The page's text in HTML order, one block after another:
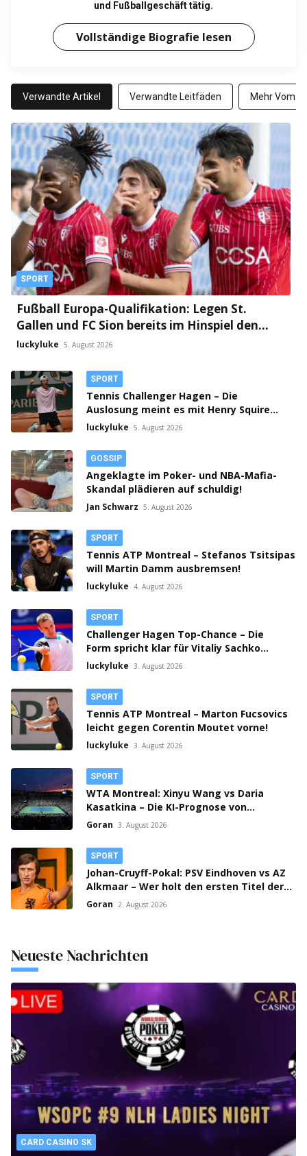
und Fußballgeschäft tätig.
Vollständige Biografie lesen
Verwandte Artikel Verwandte Leitfäden Mehr Vom
SPORT
Fußball Europa-Qualifikation: Legen St.
Gallen und FC Sion bereits im Hinspiel den
Grundstein fürs Weiterkommen?
luckyluke 5. August 2026
SPORT
Tennis Challenger Hagen – Die
Auslosung meint es mit Henry Squire
gut!
luckyluke 5. August 2026
GOSSIP
Angeklagte im Poker- und NBA-Mafia-
Skandal plädieren auf schuldig!
Jan Schwarz 5. August 2026
SPORT
Tennis ATP Montreal – Stefanos Tsitsipas
will Martin Damm ausbremsen!
luckyluke 4. August 2026
SPORT
Challenger Hagen Top-Chance – Die
Form spricht klar für Vitaliy Sachko
gegen Lorenzo Guistino!
luckyluke 3. August 2026
SPORT
Tennis ATP Montreal – Marton Fucsovics
leicht gegen Corentin Moutet vorne!
luckyluke 3. August 2026
SPORT
WTA Montreal: Xinyu Wang vs Daria
Kasatkina – Die KI-Prognose von
ChatGPT!
Goran 3. August 2026
SPORT
Johan-Cruyff-Pokal: PSV Eindhoven vs AZ
Alkmaar – Wer holt den ersten Titel der
Saison?
Goran 2. August 2026
Neueste Nachrichten
CARD CASINO SK